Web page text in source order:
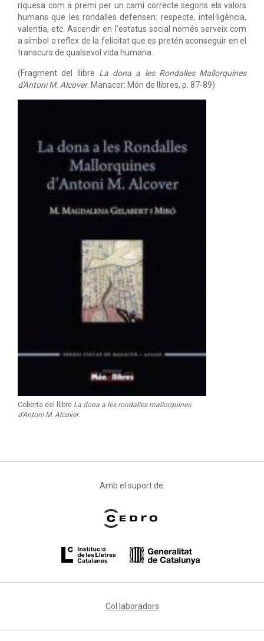
Coberta del llibre La dona a les rondalles mallorquines
d'Antoni M. Alcover.
riquesa com a premi per un camí correcte segons els valors
humans que les rondalles defensen: respecte, intel·ligència,
valentia, etc. Ascendir en l'estatus social només serveix com
a símbol o reflex de la felicitat que es pretén aconseguir en el
transcurs de qualsevol vida humana.
(Fragment del llibre La dona a les Rondalles Mallorquines
d'Antoni M. Alcover. Manacor: Món de llibres, p. 87-89)
Amb el suport de:
Col·laboradors